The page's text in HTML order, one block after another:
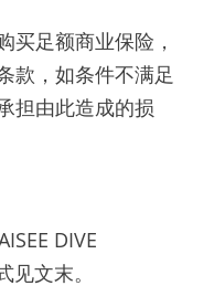
买足额商业保险，
款，如条件不满足
担由此造成的损
DIVE
见文末。